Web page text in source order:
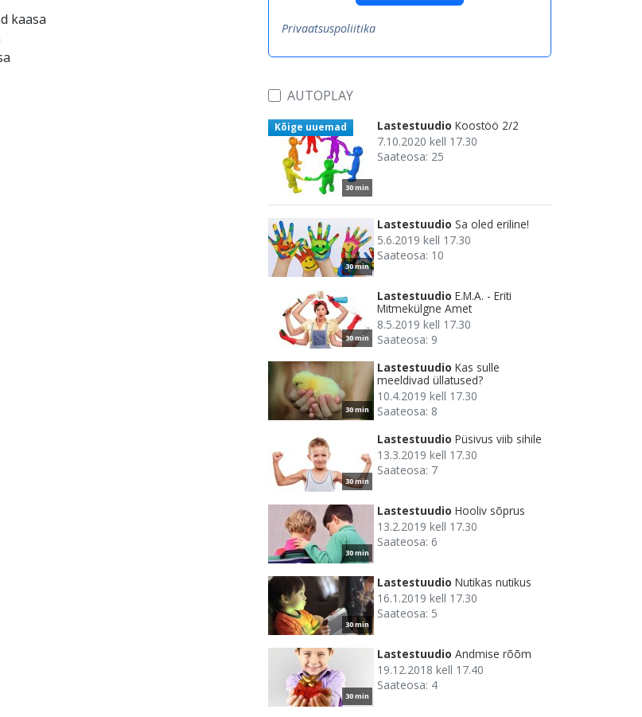
kaasa
Privaatsuspoliitika
AUTOPLAY
30 min
Kõige uuemad Lastestuudio Koostöö 2/2
7.10.2020 kell 17.30
Saateosa: 25
30 min
Lastestuudio Sa oled eriline!
5.6.2019 kell 17.30
Saateosa: 10
30 min
Lastestuudio E.M.A. - Eriti
Mitmekülgne Amet
8.5.2019 kell 17.30
Saateosa: 9
30 min
Lastestuudio Kas sulle
meeldivad üllatused?
10.4.2019 kell 17.30
Saateosa: 8
30 min
Lastestuudio Püsivus viib sihile
13.3.2019 kell 17.30
Saateosa: 7
30 min
Lastestuudio Hooliv sõprus
13.2.2019 kell 17.30
Saateosa: 6
30 min
Lastestuudio Nutikas nutikus
16.1.2019 kell 17.30
Saateosa: 5
30 min
Lastestuudio Andmise rõõm
19.12.2018 kell 17.40
Saateosa: 4